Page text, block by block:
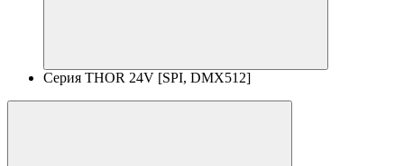
Серия THOR 24V [SPI, DMX512]